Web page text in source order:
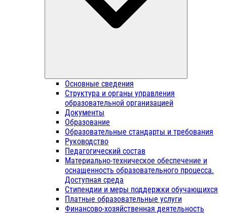
Основные сведения
Структура и органы управления
образовательной организацией
Документы
Образование
Образовательные стандарты и требования
Руководство
Педагогический состав
Материально-техническое обеспечение и
оснащенность образовательного процесса.
Доступная среда
Стипендии и меры поддержки обучающихся
Платные образовательные услуги
Финансово-хозяйственная деятельность